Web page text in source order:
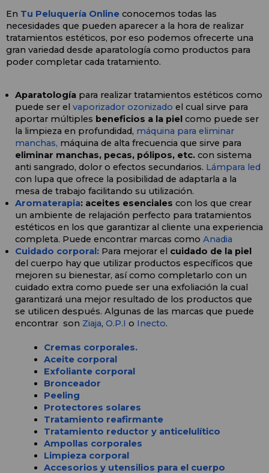
En Tu Peluquería Online conocemos todas las
necesidades que pueden aparecer a la hora de realizar
tratamientos estéticos, por eso podemos ofrecerte una
gran variedad desde aparatología como productos para
poder completar cada tratamiento.
Aparatología para realizar tratamientos estéticos como
puede ser el vaporizador ozonizado el cual sirve para
aportar múltiples beneficios a la piel como puede ser
la limpieza en profundidad, máquina para eliminar
manchas, máquina
eliminar manchas, pecas, pólipos, etc. con sistema
anti sangrado, dolor o efectos secundarios. Lámpara led
con lupa que ofrece la posibilidad de adaptarla a la
mesa de trabajo facilitando su utilización.
Aromaterapia: aceites esenciales con los que crear
un ambiente de relajación perfecto para tratamientos
estéticos en los que garantizar al cliente una experiencia
completa. Puede encontrar marcas como Anadia
Cuidado corporal: Para mejorar el cuidado de la piel
del cuerpo hay que utilizar productos específicos que
mejoren su bienestar, así como completarlo con un
cuidado extra como puede ser una exfoliación la cual
garantizará una mejor resultado de los productos que
se utilicen después. Algunas de las marcas que puede
encontrar  son Ziaja, O.P.I o Inecto.
Cremas corporales.
Aceite corporal
Exfoliante corporal
Bronceador
Peeling
Protectores solares
Tratamiento reafirmante
Tratamiento reductor y anticelulítico
Ampollas corporales
Limpieza corporal
Accesorios y utensilios para el cuerpo